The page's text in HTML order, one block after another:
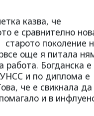
казва, че
е сравнително
старото поколение
още я питала
работа. Богданска
и по диплома е
че е свикнала
и в